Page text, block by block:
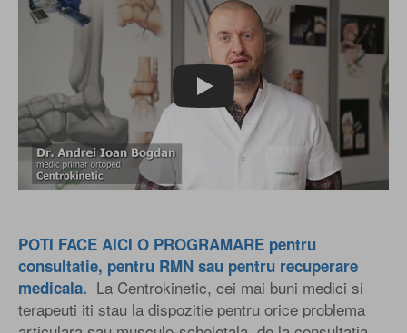
Play
POTI FACE AICI O PROGRAMARE pentru
consultatie, pentru RMN sau pentru recuperare
medicala. La Centrokinetic, cei mai buni medici si
terapeuti iti stau la dispozitie pentru orice problema